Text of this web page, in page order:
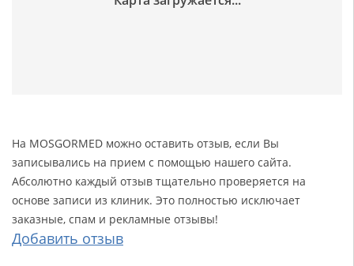
На MOSGORMED можно оставить отзыв, если Вы
записывались на прием с помощью нашего сайта.
Абсолютно каждый отзыв тщательно проверяется на
основе записи из клиник. Это полностью исключает
заказные, спам и рекламные отзывы!
Добавить отзыв